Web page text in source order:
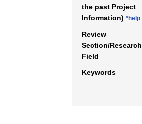
the past Project
Information) *help
Review
Section/Research
Field
Keywords